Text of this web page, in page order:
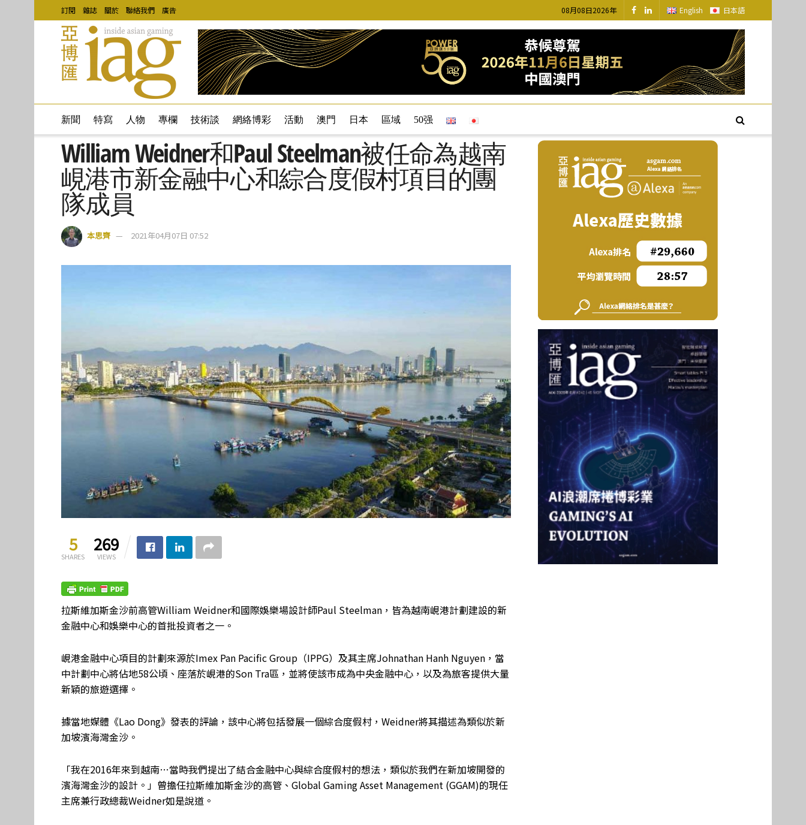
訂閱 雜誌 關於 聯絡我們 廣告 08月08日2026年 English 日本語
新聞 特寫 人物 專欄 技術談 網絡博彩 活動 澳門 日本 區域 50强
William Weidner和Paul Steelman被任命為越南
峴港市新金融中心和綜合度假村項目的團
隊成員
本思齊 2021年04月07日 07:52
5
SHARES
269
VIEWS
拉斯維加斯金沙前高管William Weidner和國際娛樂場設計師Paul Steelman，皆為越南峴港計劃建設的新
金融中心和娛樂中心的首批投資者之一。
峴港金融中心項目的計劃來源於Imex Pan Pacific Group（IPPG）及其主席Johnathan Hanh Nguyen，當
中計劃中心將佔地58公頃、座落於峴港的Son Tra區，並將使該市成為中央金融中心，以及為旅客提供大量
新穎的旅遊選擇。
據當地媒體《Lao Dong》發表的評論，該中心將包括發展一個綜合度假村，Weidner將其描述為類似於新
加坡濱海灣金沙。
「我在2016年來到越南…當時我們提出了結合金融中心與綜合度假村的想法，類似於我們在新加坡開發的
濱海灣金沙的設計。」曾擔任拉斯維加斯金沙的高管、Global Gaming Asset Management (GGAM)的現任
主席兼行政總裁Weidner如是說道。